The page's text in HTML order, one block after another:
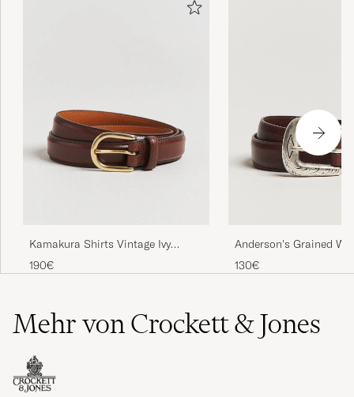
Crockett &amp Jones nur empfehlen.
Kamakura Shirts Vintage Ivy
190€
Anderson's Grained
Leather Belt 2,5 cm
130€
Mehr von Crockett & Jones